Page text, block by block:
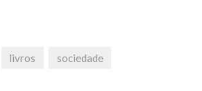
livros sociedade